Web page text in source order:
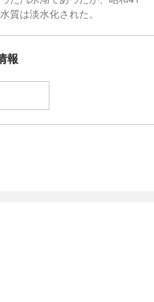
質は淡水化された。
報